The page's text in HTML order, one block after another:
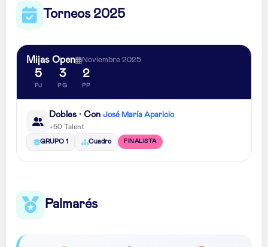
Torneos 2025
Mijas Open Noviembre 2025
5
PJ
3
PG
2
PP
Dobles · Con José María Aparicio
+50 Talent
GRUPO 1 Cuadro FINALISTA
Palmarés